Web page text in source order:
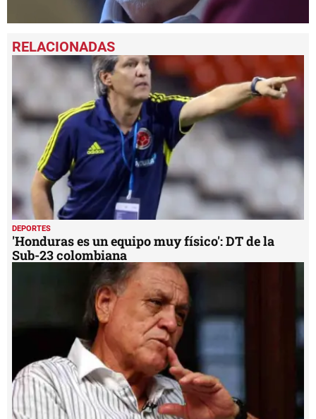
seconds
of
seconds
DEPORTES
'Honduras es un equipo muy físico': DT de la
Sub-23 colombiana